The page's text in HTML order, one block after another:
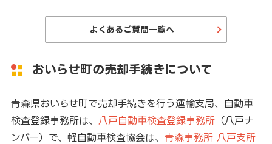
よくあるご質問一覧へ
おいらせ町の売却手続きについて
青森県おいらせ町で売却手続きを行う運輸支局、自動車
検査登録事務所は、 八戸自動車検査登録事務所（八戸ナ
ンバー）で、軽自動車検査協会は、 青森事務所 八戸支所